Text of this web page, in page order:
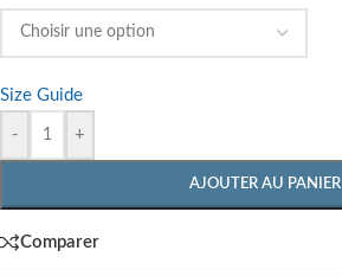
Size Guide
- +
AJOUTER AU PANIER
Comparer